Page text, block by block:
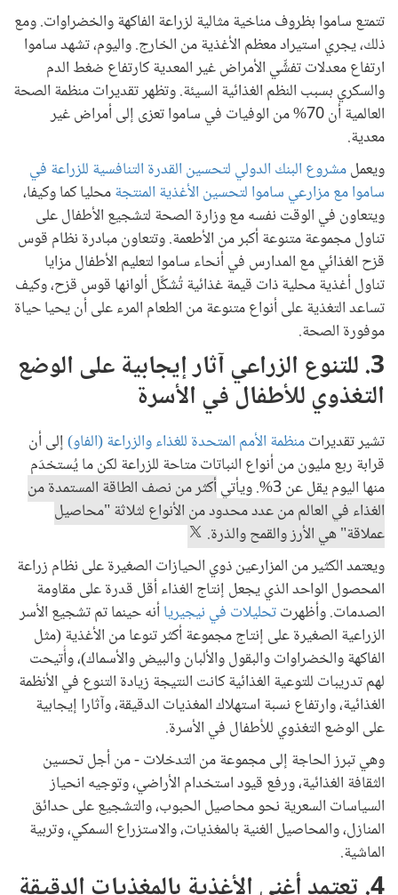
تتمتع ساموا بظروف مناخية مثالية لزراعة الفاكهة والخضراوات. ومع
ذلك، يجري استيراد معظم الأغذية من الخارج. واليوم، تشهد ساموا
ارتفاع معدلات تفشِّي الأمراض غير المعدية كارتفاع ضغط الدم
والسكري بسبب النظم الغذائية السيئة. وتظهر تقديرات منظمة الصحة
العالمية أن 70% من الوفيات في ساموا تعزى إلى أمراض غير
معدية.
ويعملمشروع البنك الدولي لتحسين القدرة التنافسية للزراعة في
ساموا مع مزارعي ساموا لتحسين الأغذية المنتجةمحليا كما وكيفا،
ويتعاون في الوقت نفسه مع وزارة الصحة لتشجيع الأطفال على
تناول مجموعة متنوعة أكبر من الأطعمة. وتتعاون مبادرة نظام قوس
قزح الغذائي مع المدارس في أنحاء ساموا لتعليم الأطفال مزايا
تناول أغذية محلية ذات قيمة غذائية تُشكِّل ألوانها قوس قزح، وكيف
تساعد التغذية على أنواع متنوعة من الطعام المرء على أن يحيا حياة
موفورة الصحة.
3. للتنوع الزراعي آثار إيجابية على الوضع
التغذوي للأطفال في الأسرة
تشير تقديراتمنظمة الأمم المتحدة للغذاء والزراعة (الفاو)إلى أن
قرابة ربع مليون من أنواع النباتات متاحة للزراعة لكن ما يُستخدَم
منها اليوم يقل عن 3%. ويأتي
أكثر من نصف الطاقة المستمدة من
الغذاء في العالم من عدد محدود من الأنواع لثلاثة "محاصيل
عملاقة" هي الأرز والقمح والذرة.
ويعتمد الكثير من المزارعين ذوي الحيازات الصغيرة على نظام زراعة
المحصول الواحد الذي يجعل إنتاج الغذاء أقل قدرة على مقاومة
الصدمات. وأظهرتتحليلات في نيجيريا أنه حينما تم تشجيع الأسر
الزراعية الصغيرة على إنتاج مجموعة أكثر تنوعا من الأغذية (مثل
الفاكهة والخضراوات والبقول والألبان والبيض والأسماك)، وأُتيحت
لهم تدريبات للتوعية الغذائية كانت النتيجة زيادة التنوع في الأنظمة
الغذائية، وارتفاع نسبة استهلاك المغذيات الدقيقة، وآثارا إيجابية
على الوضع التغذوي للأطفال في الأسرة.
وهي تبرز الحاجة إلى مجموعة من التدخلات - من أجل تحسين
الثقافة الغذائية، ورفع قيود استخدام الأراضي، وتوجيه انحياز
السياسات السعرية نحو محاصيل الحبوب، والتشجيع على حدائق
المنازل، والمحاصيل الغنية بالمغذيات، والاستزراع السمكي، وتربية
الماشية.